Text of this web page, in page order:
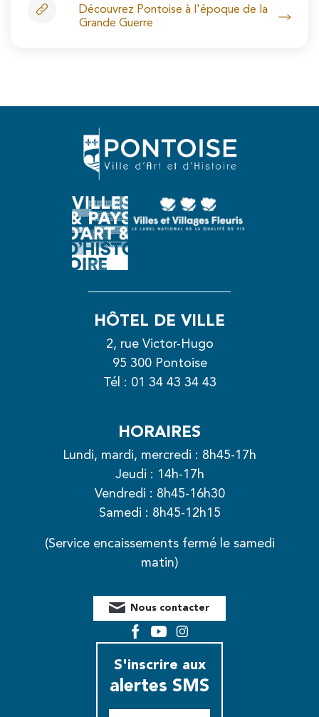
Découvrez Pontoise à l'époque de la
Grande Guerre
HÔTEL DE VILLE
2, rue Victor-Hugo
95 300 Pontoise
Tél : 01 34 43 34 43
HORAIRES
Lundi, mardi, mercredi : 8h45-17h
Jeudi : 14h-17h
Vendredi : 8h45-16h30
Samedi : 8h45-12h15
(Service encaissements fermé le samedi
matin)
Nous contacter
FacebookYouTubeInstagram
S'inscrire aux
alertes SMS